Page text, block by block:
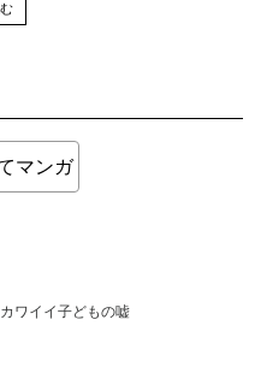
マンガ
ワイイ子どもの嘘